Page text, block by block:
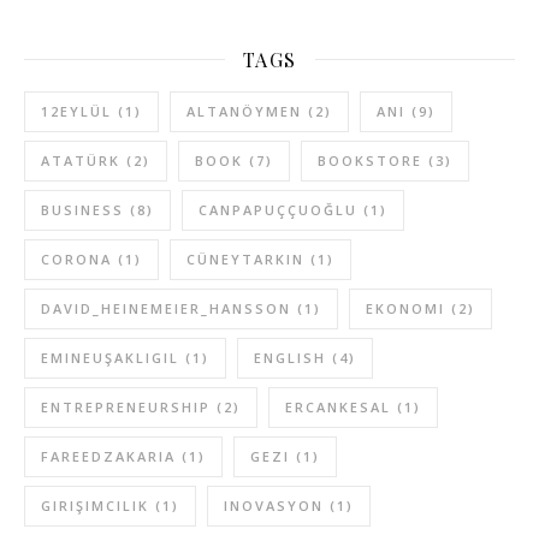
TAGS
12EYLÜL (1) ALTANÖYMEN (2) ANI (9)
ATATÜRK (2) BOOK (7) BOOKSTORE (3)
BUSINESS (8) CANPAPUÇÇUOĞLU (1)
CORONA (1) CÜNEYTARKIN (1)
DAVID_HEINEMEIER_HANSSON (1) EKONOMI (2)
EMINEUŞAKLIGIL (1) ENGLISH (4)
ENTREPRENEURSHIP (2) ERCANKESAL (1)
FAREEDZAKARIA (1) GEZI (1)
GIRIŞIMCILIK (1) INOVASYON (1)